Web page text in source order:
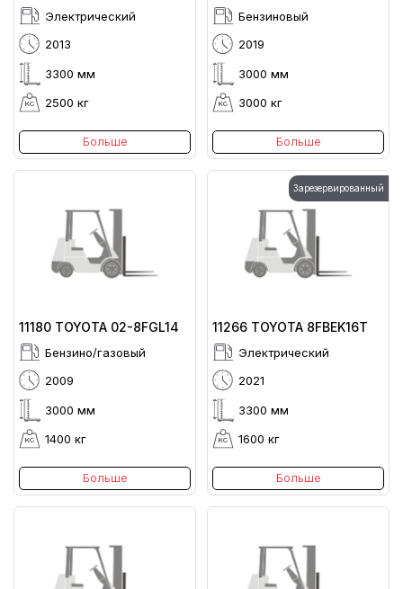
Электрический
2013
3300 мм
2500 кг
Больше
Бензиновый
2019
3000 мм
3000 кг
Больше
11180 TOYOTA 02-8FGL14
Бензино/газовый
2009
3000 мм
1400 кг
Больше
Зарезервированный
11266 TOYOTA 8FBEK16T
Электрический
2021
3300 мм
1600 кг
Больше